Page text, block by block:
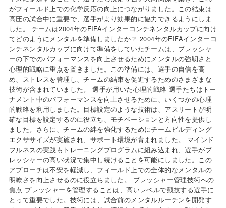
がフィールド上での化学反応の向上につながりました。この結束は
高圧の試合中に重要で、選手がより効果的に協力できるようにしま
した。 チームは2004年のFIFAインターコンチネンタルカップに向け
てどのようにメンタルを準備しましたか？ 2004年のFIFAインターコ
ンチネンタルカップに向けて準備をしていたチームは、プレッシャ
ーの下でのパフォーマンスを向上させるためにメンタルの強靭さと
心理的戦略に重点を置きました。この準備には、選手の自信を高
め、ストレスを管理し、チームの結束を促進するためのさまざまな
技術が含まれていました。 選手が用いた心理的戦略 選手たちはトー
ナメント中のパフォーマンスを向上させるために、いくつかの心理
的戦略を利用しました。目標設定のような技術は、アスリートが明
確な目標を設定するのに役立ち、モチベーションと方向性を提供し
ました。さらに、チームの絆を強化するためにチームビルディング
エクササイズが実施され、サポート環境が育まれました。 マインド
フルネスの実践もトレーニングプログラムに組み込まれ、選手がプ
レッシャーの高い状況で集中し続けることを可能にしました。この
アプローチは不安を軽減し、フィールド上での全体的なメンタルの
明瞭さを向上させるのに役立ちました。 プレッシャー管理技術への
焦点 プレッシャーを管理することは、高いレベルで競技する選手に
とって重要でした。技術には、試合前のメンタルルーチンを開発す